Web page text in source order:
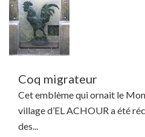
Coq migrateur
Cet emblème qui ornait le
village d’EL ACHOUR a été
des...